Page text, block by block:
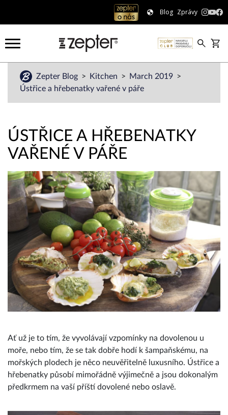
Blog Zprávy
Zepter Blog Kitchen
March 2019
Ústřice a hřebenatky vařené v páře
ÚSTŘICE A HŘEBENATKY
VAŘENÉ V PÁŘE
Ať už je to tím, že vyvolávají vzpomínky na dovolenou u
moře, nebo tím, že se tak dobře hodí k šampaňskému, na
mořských plodech je něco neuvěřitelně luxusního. Ústřice a
hřebenatky působí mimořádně výjimečně a jsou dokonalým
předkrmem na vaší příští dovolené nebo oslavě.